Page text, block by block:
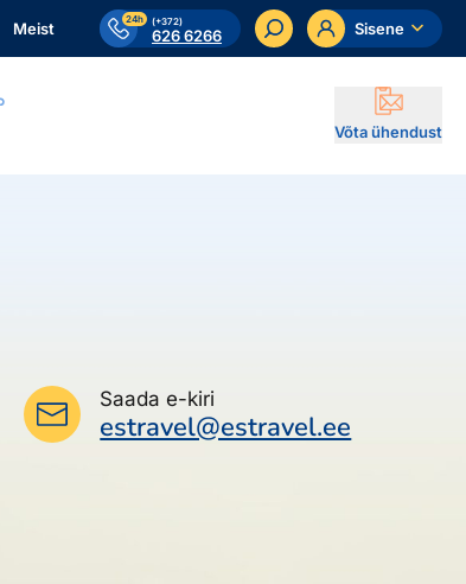
Meist 24h (+372)
626 6266 Sisene
Võta ühendust
Saada e-kiri
estravel@estravel.ee